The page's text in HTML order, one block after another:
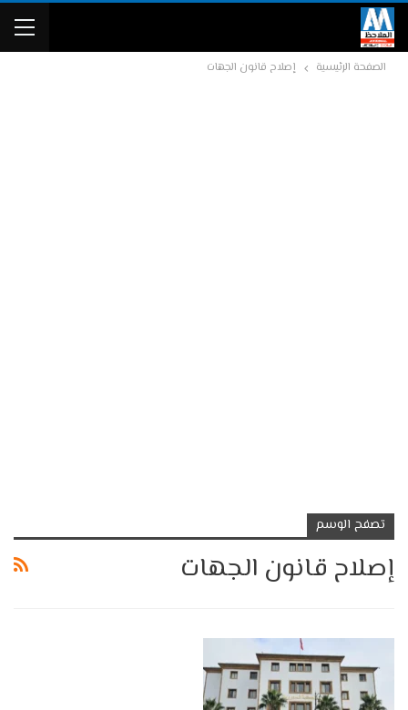
الصفحة الرئيسية إصلاح قانون الجهات
تصفح الوسم
إصلاح قانون الجهات